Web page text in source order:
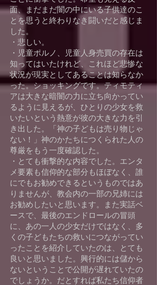
面、まだまだ闇の中にいる子供達のこ
とを思うと終わりなき闘いだと感じま
した。
・悲しい。
・児童ポルノ、児童人身売買の存在は
知ってはいたけれど、これほど悲惨な
状況が現実としてあることは知らなか
った。ショッキングです。ティモティ
アは大きな暗闇の力に立ち向かってい
るように見えるが、ひとりの少女を救
いたいという熱意が彼の大きな力を引
き出した。「神の子どもは売り物じゃ
ない！」神のかたちにつくられた人の
尊厳をもう一度確認した。
・とても衝撃的な内容でした。エンタ
メ要素も信仰的な部分もほぼなく、誰
にでもお勧めできるというものではあ
りませんが、教会内の一部の兄姉には
お勧めしたいと思います。また実話ベ
ースで、最後のエンドロールの冒頭
に、あの一人の少女だけではなく、多
くの子どもたちの救いにつながってい
ったことを紹介していたのは、とても
良いと思いました。興行的には儲から
ないということで公開が遅れていたの
でしょうか。だとすれば私たち信仰者